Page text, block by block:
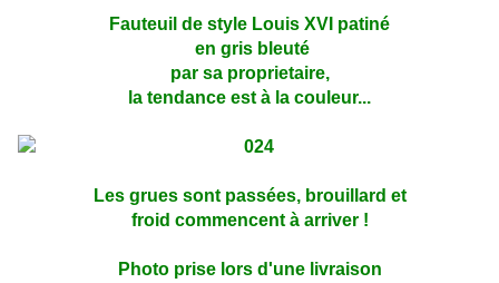
Fauteuil de style Louis XVI patiné
en gris bleuté
par sa proprietaire,
la tendance est à la couleur...
Les grues sont passées, brouillard et
froid commencent à arriver !
Photo prise lors d'une livraison